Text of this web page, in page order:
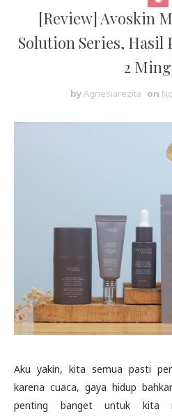
[Review] Avoskin
Solution Series, Hasil
2
byAgnesiarezita on
Aku yakin, kita semua pasti
karena cuaca, gaya hidup
penting banget untuk kita